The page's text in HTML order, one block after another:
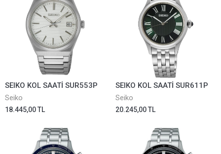
SEIKO KOL SAATİ SUR553P
Seiko
18.445,00 TL
SEIKO KOL SAATİ SUR611P
Seiko
20.245,00 TL